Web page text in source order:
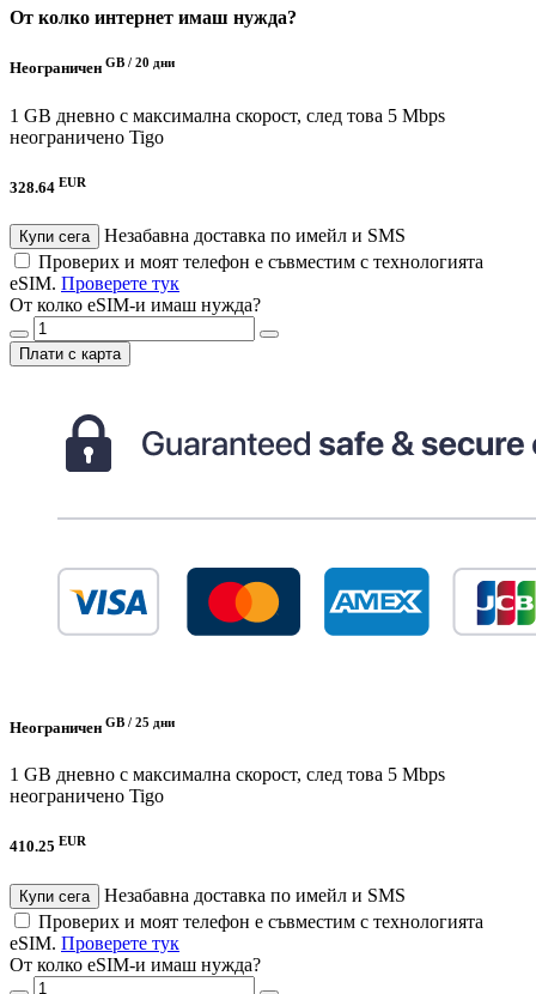
От колко интернет имаш нужда?
Неограничен GB / 20 дни
1 GB дневно с максимална скорост, след това 5 Mbps
неограничено Tigo
328.64 EUR
Купи сега
Незабавна доставка по имейл и SMS
Проверих и моят телефон е съвместим с технологията
eSIM. Проверете тук
От колко eSIM-и имаш нужда?
Плати с карта
Неограничен GB / 25 дни
1 GB дневно с максимална скорост, след това 5 Mbps
неограничено Tigo
410.25 EUR
Купи сега
Незабавна доставка по имейл и SMS
Проверих и моят телефон е съвместим с технологията
eSIM. Проверете тук
От колко eSIM-и имаш нужда?